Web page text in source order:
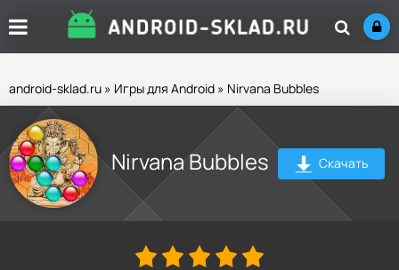
android-sklad.ru » Игры для Android » Nirvana Bubbles
Nirvana Bubbles Скачать